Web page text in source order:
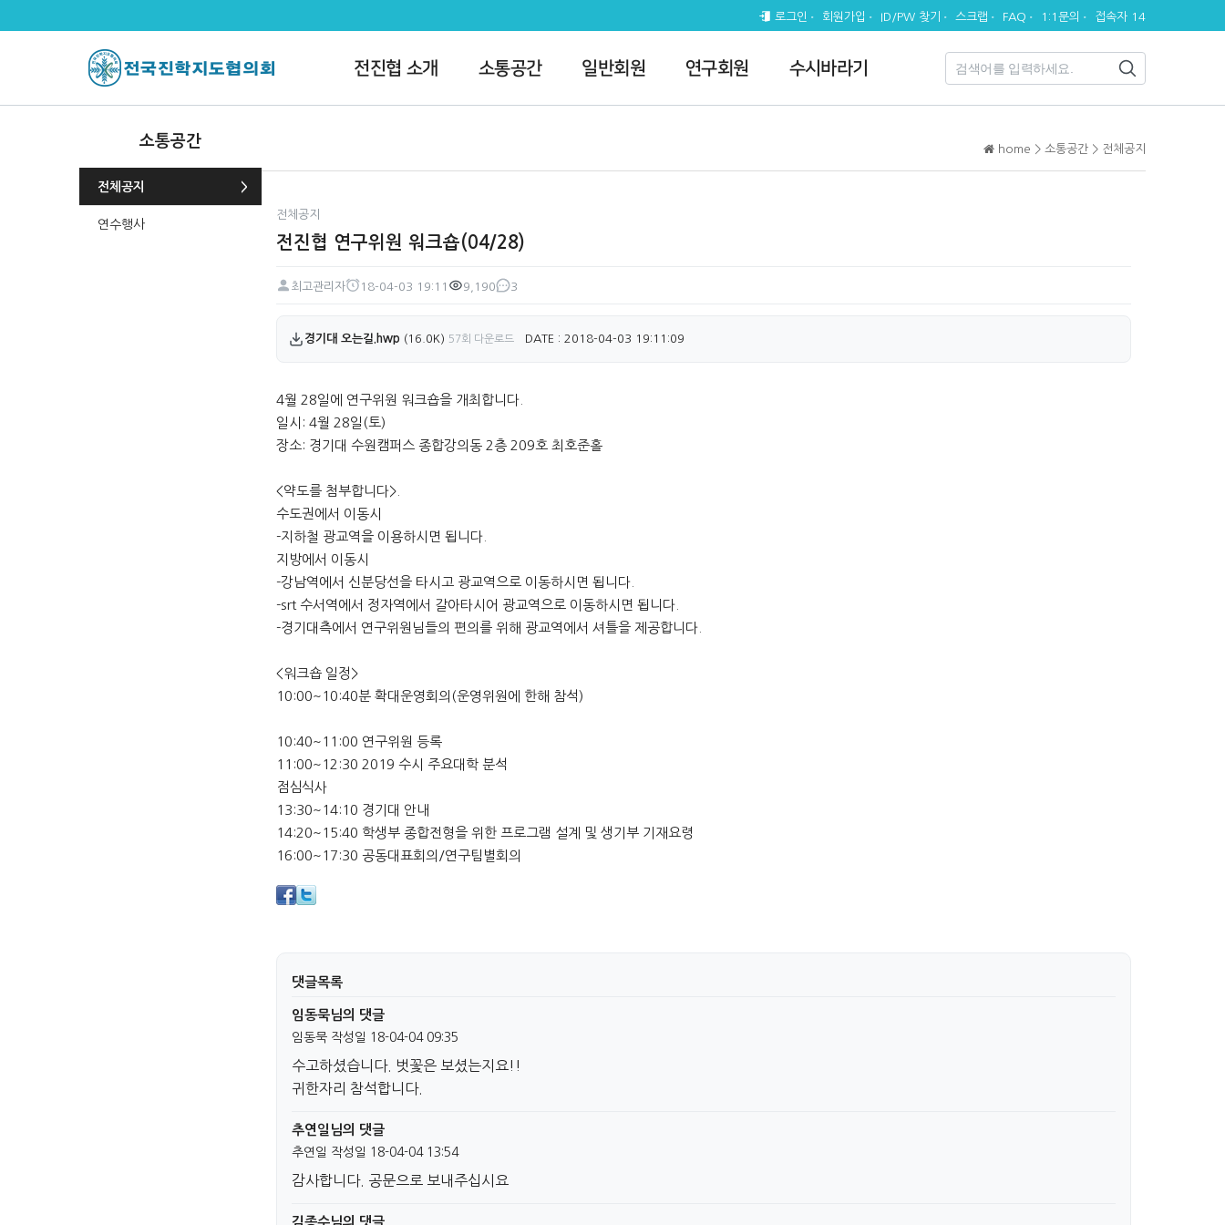
로그인 회원가입 ID/PW 찾기 스크랩 FAQ 1:1문의 접속자 14
전진협 소개 소통공간 일반회원 연구회원 수시바라기
소통공간
전체공지
연수행사
home > 소통공간 > 전체공지
전체공지
전진협 연구위원 워크숍(04/28)
페이지 정보
최고관리자
18-04-03 19:11
9,190
3
첨부파일
경기대 오는길.hwp (16.0K) 57회 다운로드 DATE : 2018-04-03 19:11:09
본문
4월 28일에 연구위원 워크숍을 개최합니다.
일시: 4월 28일(토)
장소: 경기대 수원캠퍼스 종합강의동 2층 209호 최호준홀
<약도를 첨부합니다>.
수도권에서 이동시
-지하철 광교역을 이용하시면 됩니다.
지방에서 이동시
-강남역에서 신분당선을 타시고 광교역으로 이동하시면 됩니다.
-srt 수서역에서 정자역에서 갈아타시어 광교역으로 이동하시면 됩니다.
-경기대측에서 연구위원님들의 편의를 위해 광교역에서 셔틀을 제공합니다.
<워크숍 일정>
10:00~10:40분 확대운영회의(운영위원에 한해 참석)
10:40~11:00 연구위원 등록
11:00~12:30 2019 수시 주요대학 분석
점심식사
13:30~14:10 경기대 안내
14:20~15:40 학생부 종합전형을 위한 프로그램 설계 및 생기부 기재요령
16:00~17:30 공동대표회의/연구팀별회의
댓글목록
임동묵님의 댓글
임동묵 작성일 18-04-04 09:35
수고하셨습니다. 벗꽃은 보셨는지요!!
귀한자리 참석합니다.
추연일님의 댓글
추연일 작성일 18-04-04 13:54
감사합니다. 공문으로 보내주십시요
김종수님의 댓글